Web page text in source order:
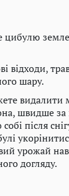
цибулю
відходи,
шару.
видалити
швидше за
після
урожай
догляду.